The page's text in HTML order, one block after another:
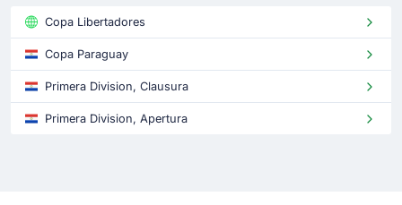
Copa Libertadores
Copa Paraguay
Primera Division, Clausura
Primera Division, Apertura